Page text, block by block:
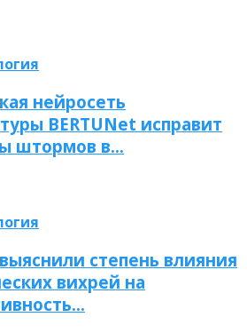
нейросеть
BERTUNet исправит
штормов в…
степень влияния
вихрей на